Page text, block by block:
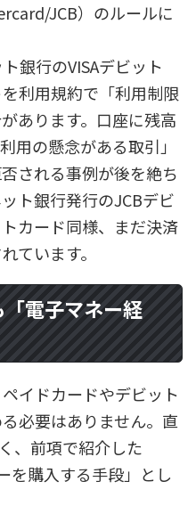
JCB）のルールに
銀行のVISAデビット
利用規約で「利用制限
あります。口座に残高
用の懸念がある取引」
される事例が後を絶ち
ト銀行発行のJCBデビ
カード同様、まだ決済
ています。
電子マネー経
イドカードやデビット
必要はありません。直
、前項で紹介した
を購入する手段」とし